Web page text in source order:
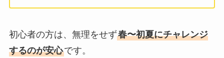
初心者の方は、無理をせず春〜初夏にチャレンジ
するのが安心です。